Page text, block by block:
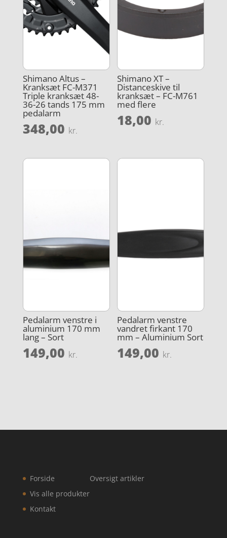
Shimano Altus –
Kranksæt FC-M371
Triple kranksæt 48-
36-26 tands 175 mm
pedalarm
348,00 kr.
Shimano XT –
Distanceskive til
kranksæt – FC-M761
med flere
18,00 kr.
Pedalarm venstre i
aluminium 170 mm
lang – Sort
149,00 kr.
Pedalarm venstre
vandret firkant 170
mm – Aluminium Sort
149,00 kr.
Forside
Vis alle produkter
Kontakt
Oversigt artikler